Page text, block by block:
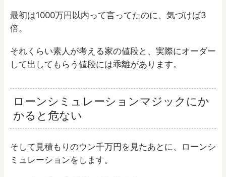
最初は1000万円以内って言ってたのに、気づけば3
倍。
それくらい素人が考える家の値段と、実際にオーダー
して出してもらう値段には乖離があります。
ローンシミュレーションマジックにか
かると危ない
そして見積もりのウン千万円を見たあとに、ローンシ
ミュレーションをします。